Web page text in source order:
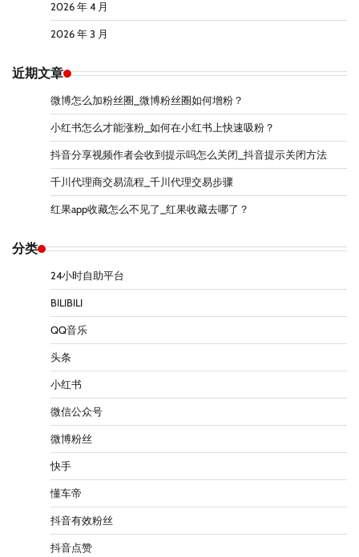
2026 年 4 月
2026 年 3 月
近期文章
微博怎么加粉丝圈_微博粉丝圈如何增粉？
小红书怎么才能涨粉_如何在小红书上快速吸粉？
抖音分享视频作者会收到提示吗怎么关闭_抖音提示关闭方法
千川代理商交易流程_千川代理交易步骤
红果app收藏怎么不见了_红果收藏去哪了？
分类
24小时自助平台
BILIBILI
QQ音乐
头条
小红书
微信公众号
微博粉丝
快手
懂车帝
抖音有效粉丝
抖音点赞